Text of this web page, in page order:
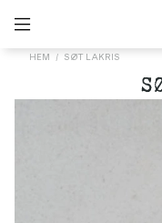
HEM SØT LAKRIS